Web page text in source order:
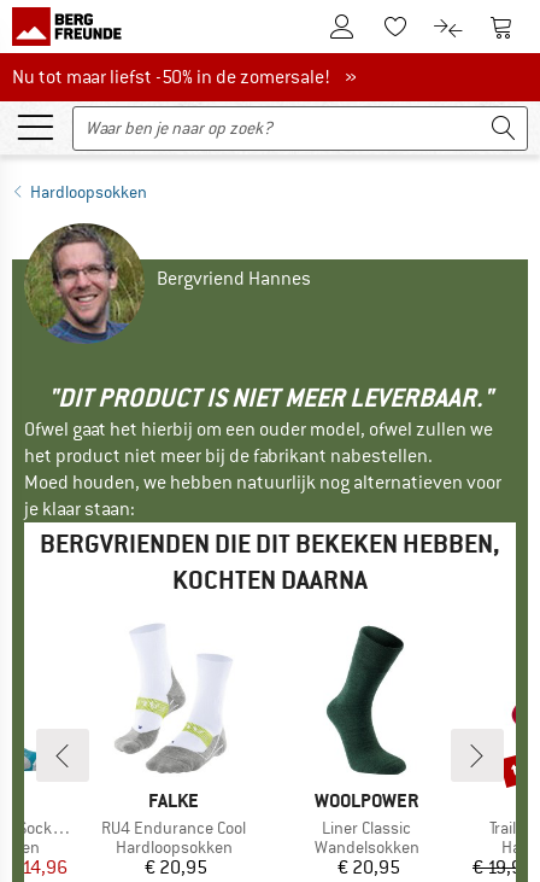
De klantenaccount
Naar deNaar de
Nu tot maar liefst -50% in de zomersale!
Nu tot maar liefst -50% in de zomersale! »
Hardloopsokken
Bergvriend Hannes
"DIT PRODUCT IS NIET MEER LEVERBAAR."
Ofwel gaat het hierbij om een ouder model, ofwel zullen we
het product niet meer bij de fabrikant nabestellen.
Moed houden, we hebben natuurlijk nog alternatieven voor
je klaar staan:
BERGVRIENDEN DIE DIT BEKEKEN HEBBEN,
KOCHTEN DAARNA
Crew
prijs
€ 14,96
MERK
FALKE
Artikel
RU4 Endurance Cool
Productgroep
Hardloopsokken
Prijs
€ 20,95
MERK
WOOLPOWER
Artikel
Liner Classic
Productgroep
Wandelsokken
Prijs
€ 20,95
Artikel
Trail
€ 19,95
tot